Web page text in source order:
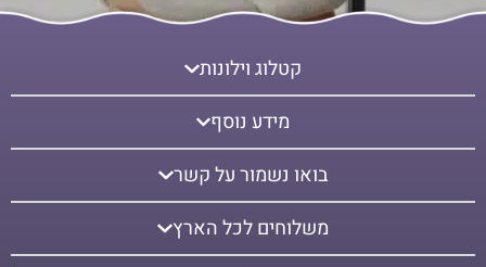
קטלוג וילונות
מידע נוסף
בואו נשמור על קשר
משלוחים לכל הארץ